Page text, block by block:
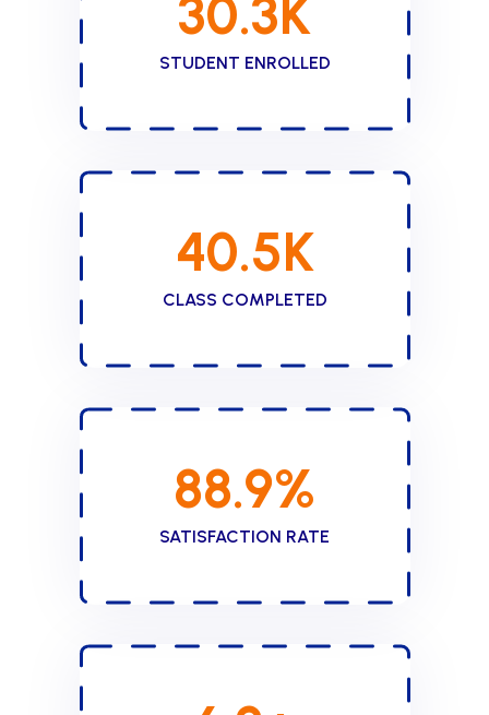
30.3K
STUDENT ENROLLED
40.5K
CLASS COMPLETED
88.9%
SATISFACTION RATE